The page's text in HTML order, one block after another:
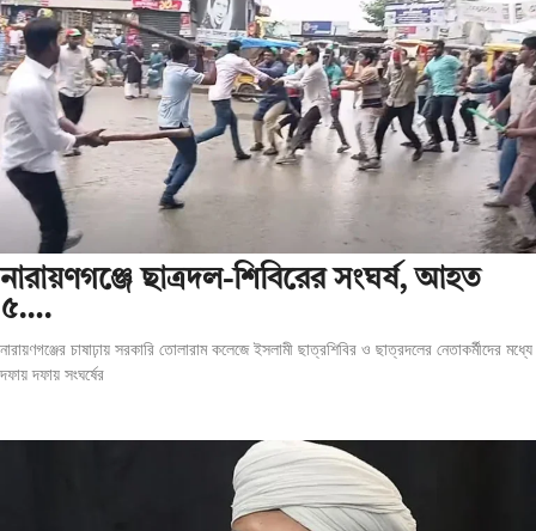
‎নারায়ণগঞ্জে ছাত্রদল-শিবিরের সংঘর্ষ, আহত
৫….
নারায়ণগঞ্জের চাষাঢ়ায় সরকারি তোলারাম কলেজে ইসলামী ছাত্রশিবির ও ছাত্রদলের নেতাকর্মীদের মধ্যে
দফায় দফায় সংঘর্ষের